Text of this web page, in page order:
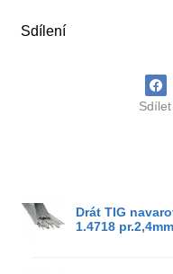
Sdílení
Drát TIG
1.4718 pr.2,4mm